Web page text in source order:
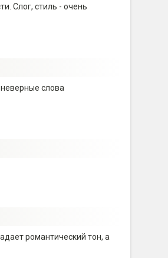
Слог, стиль - очень
слова
романтический тон, а